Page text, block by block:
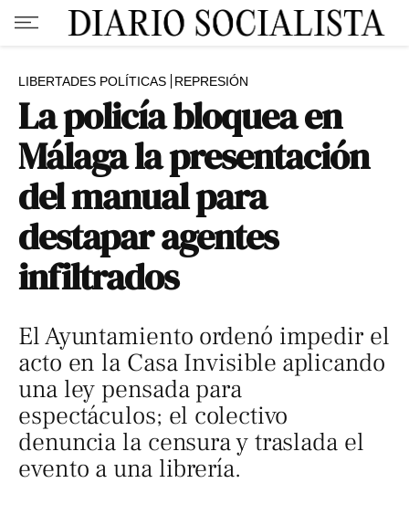
LIBERTADES POLÍTICAS REPRESIÓN
La policía bloquea en
Málaga la presentación
del manual para
destapar agentes
infiltrados
El Ayuntamiento ordenó impedir el
acto en la Casa Invisible aplicando
una ley pensada para
espectáculos; el colectivo
denuncia la censura y traslada el
evento a una librería.